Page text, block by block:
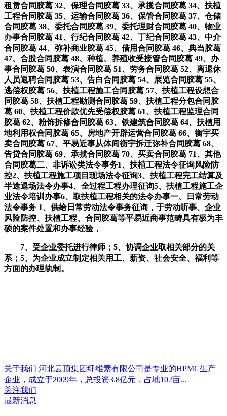
租赁合同胶葛 32、保理合同胶葛 33、承揽合同胶葛 34、扶植
工程合同胶葛 35、运输合同胶葛 36、保管合同胶葛 37、仓储
合同胶葛 38、委托合同胶葛 39、委托理财合同胶葛 40、物业
办事合同胶葛 41、行纪合同胶葛 42、丁纪合同胶葛 43、中介
合同胶葛 44、弥补商业胶葛 45、借用合同胶葛 46、典当胶葛
47、合股合同胶葛 48、种植、养殖收受接管合同胶葛 49、办
事合同胶葛 50、表演合同胶葛 51、劳务合同胶葛 52、离退休
人员返聘合同胶葛 53、告白合同胶葛 54、展览合同胶葛 55、
逃偿权胶葛 56、扶植工程施工合同胶葛 57、扶植工程设想合
同胶葛 58、扶植工程勘测合同胶葛 59、扶植工程分包合同胶
葛 60、扶植工程价款优先受偿权胶葛 61、扶植工程监理合同
胶葛 62、粉饰拆修合同胶葛 63、铁建筑合同胶葛 64、扶植用
地利用权合同胶葛 65、房地产开辟运营合同胶葛 66、衡宇买
卖合同胶葛 67、平易近事从体间衡宇拆迁弥补合同胶葛 68、
告贷合同胶葛 69、承揽合同胶葛 70、买卖合同胶葛 71、其他
合同胶葛二、非诉讼类法令事务1、扶植工程法令征询风险防
控2、扶植工程施工项目现场法令征询3、扶植工程完工结算及
半途退场法令办事4、全过程工程办理征询5、扶植工程施工企
业法令培训办事6、取扶植工程相关的法令办事一、日常劳动
法令事务 1、供给日常劳动法令事务征询，于劳动听事、企业
风险防控、扶植工程、合同胶葛等平易近商事范畴具有极为丰
硕的案件处置和办事经验，
7、受企业委托进行律师；5、协调企业取相关部分的关
系；5、为企业成立制定相关用工、薪资、社会安全、福利等
方面的办理轨制。
关于我们 河北云顶集团纤维素有限公司是专业的HPMC生产
企业，成立于2009年，总投资3.8亿元，占地102亩...
关注我们
最新消息